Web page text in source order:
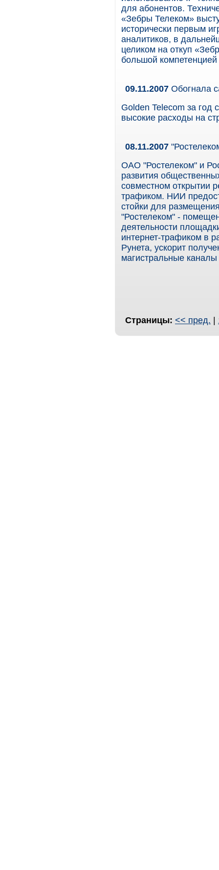
для абонентов.
«Зебры Телеком»
исторически первым
аналитиков, в
целиком на откуп
большой компетенцией
09.11.2007 Обогнала
Golden Telecom за год
высокие расходы на
08.11.2007
ОАО "Ростелеком" и
развития
совместном открытии
трафиком. НИИ
стойки для
"Ростелеком" -
деятельности
интернет-трафиком в
Рунета, ускорит
магистральные
Страницы: << пред. |